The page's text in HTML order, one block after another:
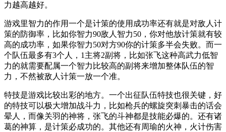
力越高越好。
游戏里智力的作用一个是计策的使用成功率还有就是对敌人计
策的防御率，比如你智力90敌人智力50，你对他放计策就有较
高的成功率，如果你智力50对方90你的计策多半会失败。而一
个队伍最多有3个人，1主将2副将，比如张飞这种高武力低智
力的就需要配属一个智力比较高的副将来增加整体队伍的智
力，不然被敌人计策一放一个准。
特技是游戏比较出彩的地方。一个出征队伍特技也很关键，好
的特技可以极大增加战斗力，比如枪兵的螺旋突刺暴击的话会
晕人，而像关羽的神将，张飞的斗神都是技能必爆的。还有诸
葛的神算，是计策必成功的。其他还有周瑜的火神，火计伤害